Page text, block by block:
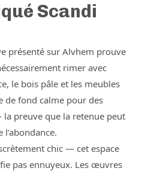
Scandi
présenté sur Alvhem prouve
rimer avec
le bois pâle et les meubles
de fond calme pour des
preuve que la retenue peut
chic — cet espace
pas ennuyeux. Les œuvres